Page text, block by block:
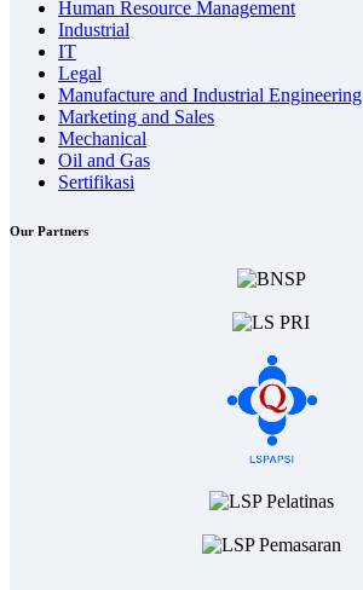
Human Resource Management
Industrial
IT
Legal
Manufacture and Industrial Engineering
Marketing and Sales
Mechanical
Oil and Gas
Sertifikasi
Our Partners